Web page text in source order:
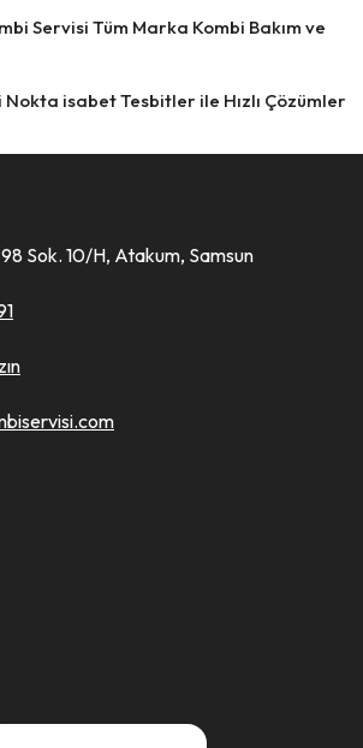
Servisi Tüm Marka Kombi Bakım ve
Nokta isabet Tesbitler ile Hızlı Çözümler
Sok. 10/H, Atakum, Samsun